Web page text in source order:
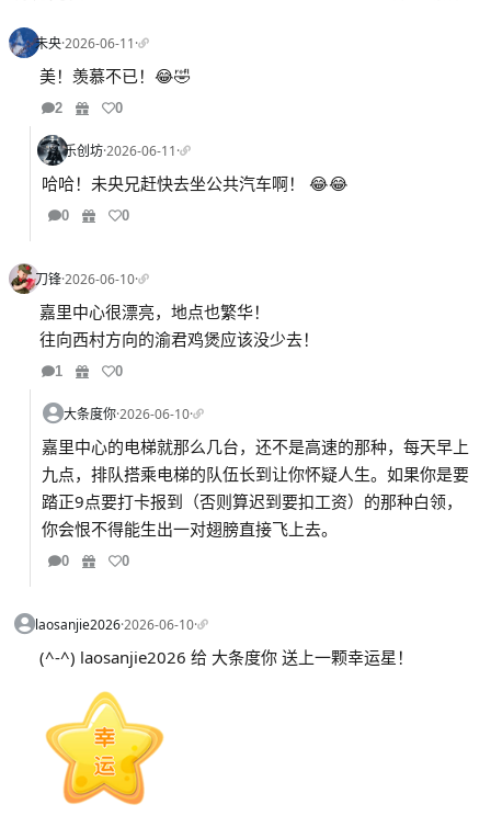
未央·2026-06-11·
美！羡慕不已！😂🤣
2 0
乐创坊·2026-06-11·
哈哈！未央兄赶快去坐公共汽车啊！ 😂😂
0 0
刀锋·2026-06-10·
嘉里中心很漂亮，地点也繁华！
往向西村方向的渝君鸡煲应该没少去！
1 0
大条度你·2026-06-10·
嘉里中心的电梯就那么几台，还不是高速的那种，每天早上
九点，排队搭乘电梯的队伍长到让你怀疑人生。如果你是要
踏正9点要打卡报到（否则算迟到要扣工资）的那种白领，
你会恨不得能生出一对翅膀直接飞上去。
0 0
laosanjie2026·2026-06-10·
(^-^) laosanjie2026 给 大条度你 送上一颗幸运星！